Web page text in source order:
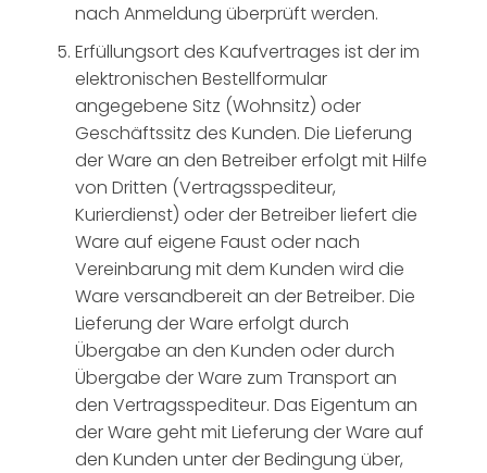
nach Anmeldung überprüft werden.
Erfüllungsort des Kaufvertrages ist der im
elektronischen Bestellformular
angegebene Sitz (Wohnsitz) oder
Geschäftssitz des Kunden. Die Lieferung
der Ware an den Betreiber erfolgt mit Hilfe
von Dritten (Vertragsspediteur,
Kurierdienst) oder der Betreiber liefert die
Ware auf eigene Faust oder nach
Vereinbarung mit dem Kunden wird die
Ware versandbereit an der Betreiber. Die
Lieferung der Ware erfolgt durch
Übergabe an den Kunden oder durch
Übergabe der Ware zum Transport an
den Vertragsspediteur. Das Eigentum an
der Ware geht mit Lieferung der Ware auf
den Kunden unter der Bedingung über,